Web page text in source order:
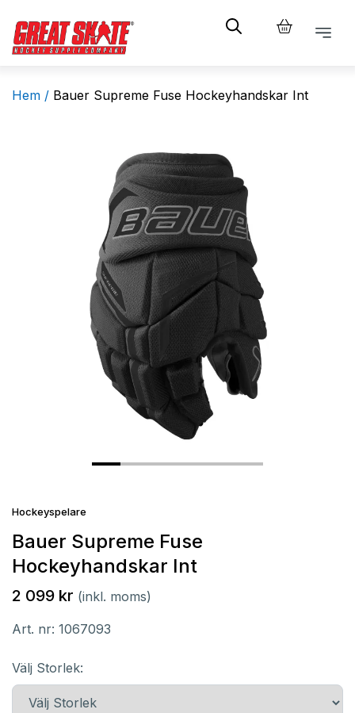
Hem / Bauer Supreme Fuse Hockeyhandskar Int
Hockeyspelare
Bauer Supreme Fuse
Hockeyhandskar Int
2 099 kr (inkl. moms)
Art. nr: 1067093
Välj Storlek: